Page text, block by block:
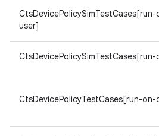
user]
CtsDevicePolicyTestCases[run-